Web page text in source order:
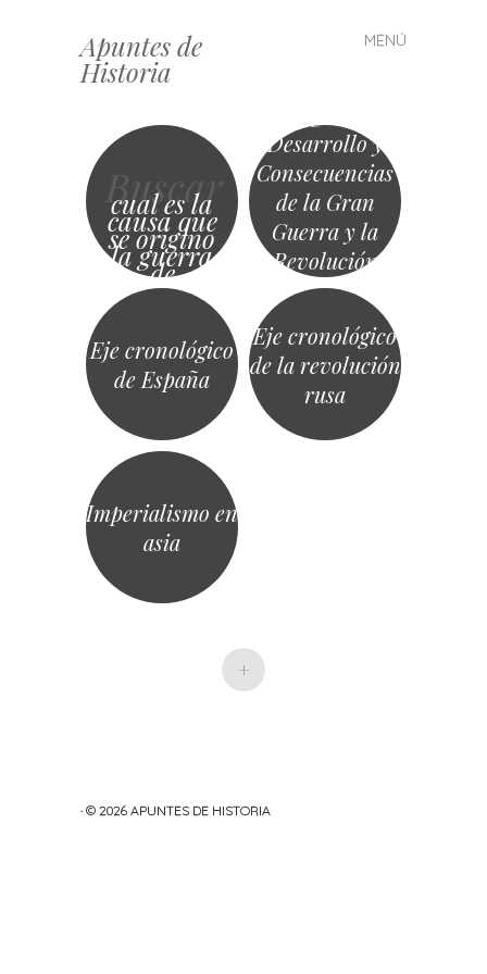
Apuntes de
Historia
MENÚ
Saltar
al
Buscar
cual es la
causa que
se origino
la guerra
de
submarino
Desarrollo y
Consecuencias
de la Gran
Guerra y la
Revolución
Rusa de 1917
Eje cronológico
de España
Eje cronológico
de la revolución
rusa
Imperialismo en
asia
+
· © 2026 APUNTES DE HISTORIA